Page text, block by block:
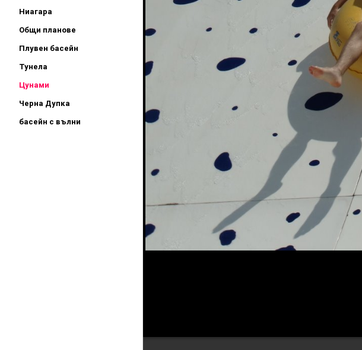
Ниагара
Общи планове
Плувен басейн
Тунела
Цунами
Черна Дупка
басейн с вълни